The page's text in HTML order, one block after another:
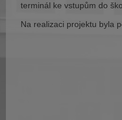
terminál ke vstupům do
Na realizaci projektu byla